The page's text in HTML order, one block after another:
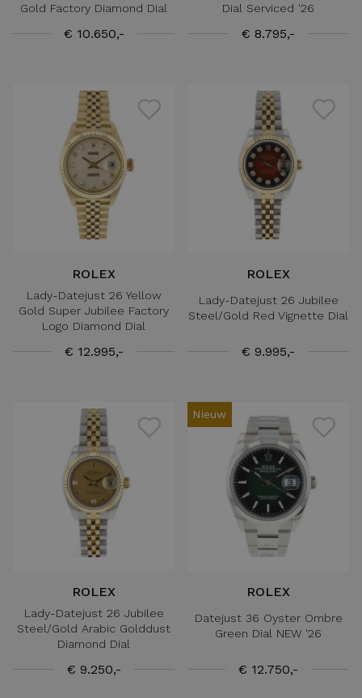
Gold Factory Diamond Dial
€ 10.650,-
Dial Serviced '26
€ 8.795,-
ROLEX
Lady-Datejust 26 Yellow
Gold Super Jubilee Factory
Logo Diamond Dial
€ 12.995,-
ROLEX
Lady-Datejust 26 Jubilee
Steel/Gold Red Vignette Dial
€ 9.995,-
ROLEX
Lady-Datejust 26 Jubilee
Steel/Gold Arabic Golddust
Diamond Dial
€ 9.250,-
Nieuw
ROLEX
Datejust 36 Oyster Ombre
Green Dial NEW '26
€ 12.750,-